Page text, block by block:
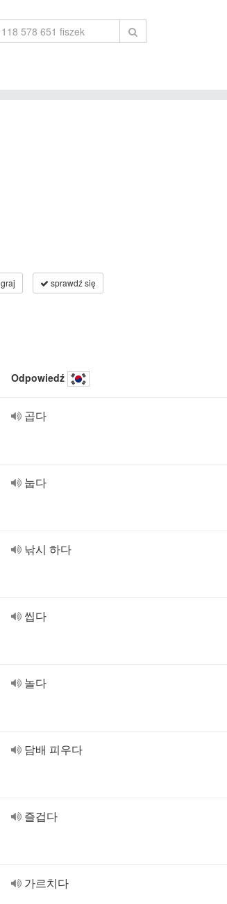
graj sprawdź się
Odpowiedź
곱다
눕다
낚시 하다
씹다
놀다
담배 피우다
즐겁다
가르치다